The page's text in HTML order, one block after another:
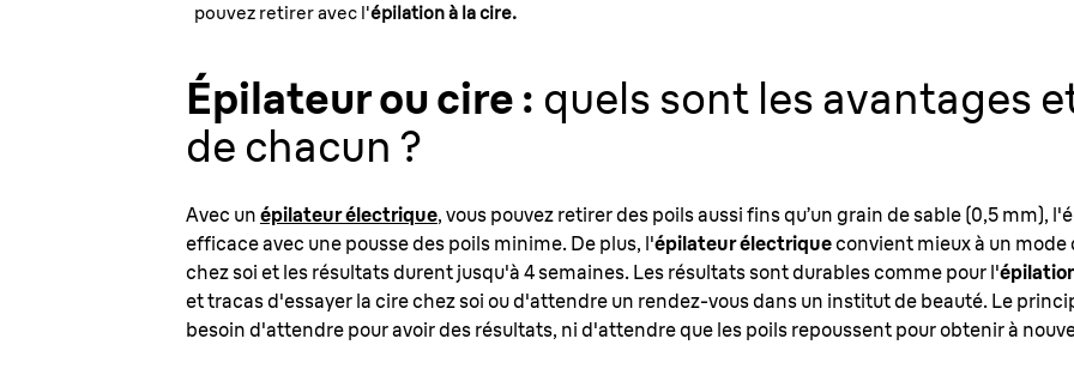
pouvez retirer avec l'épilation à la cire.
Épilateur ou cire : quels sont les avantages
de chacun ?
Avec un épilateur électrique, vous pouvez retirer des poils aussi fins qu’un grain de sable (0,5 mm),
efficace avec une pousse des poils minime. De plus, l'épilateur électriqueconvient mieux à un mode
chez soi et les résultats durent jusqu'à 4 semaines. Les résultats sont durables comme pour l'
et tracas d'essayer la cire chez soi ou d'attendre un rendez-vous dans un institut de beauté. Le
besoin d'attendre pour avoir des résultats, ni d'attendre que les poils repoussent pour obtenir à